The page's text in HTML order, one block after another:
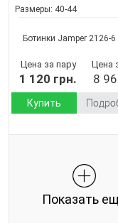
Размеры: 40-44
Ботинки Jamper 2126-6
Цена за пару
1 120 грн.
Цена
8
Купить
Показать